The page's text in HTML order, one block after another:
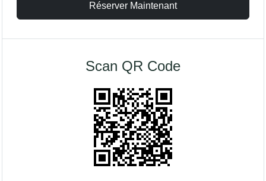
Réserver Maintenant
Scan QR Code